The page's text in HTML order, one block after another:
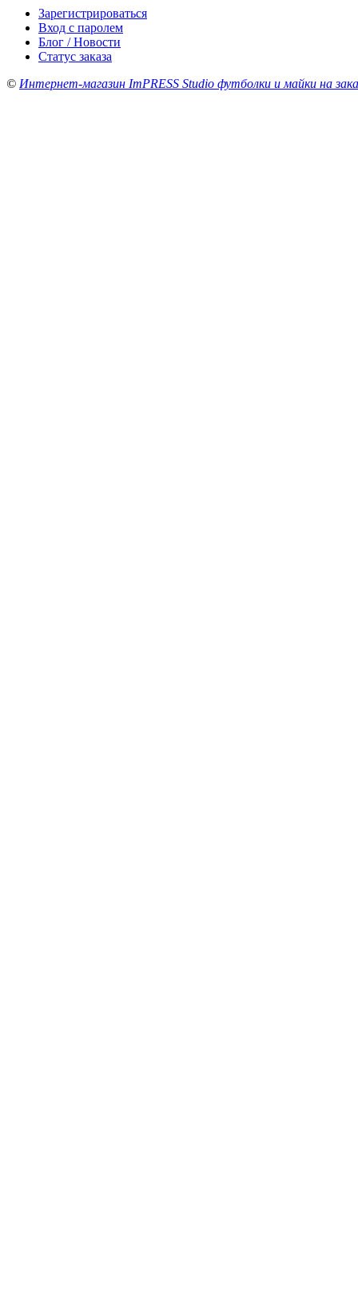
Зарегистрироваться
Вход с паролем
Блог / Новости
Статус заказа
© Интернет-магазин ImPRESS Studio футболки и майки на